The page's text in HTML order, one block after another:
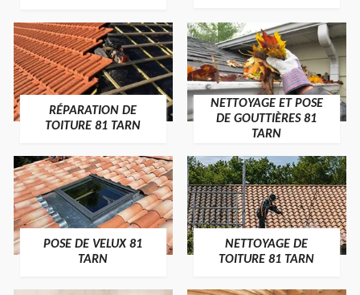
RÉPARATION DE
TOITURE 81 TARN
NETTOYAGE ET POSE
DE GOUTTIÈRES 81
TARN
POSE DE VELUX 81
TARN
NETTOYAGE DE
TOITURE 81 TARN